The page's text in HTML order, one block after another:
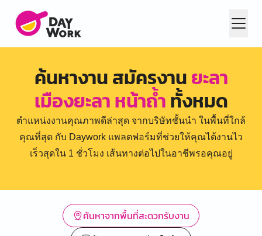
ค้นหางาน สมัครงานยะลา
เมืองยะลา หน้าถ้ำทั้งหมด
ตำแหน่งงานคุณภาพดีล่าสุด จากบริษัทชั้นนำ ในพื้นที่ใกล้
คุณที่สุด กับ Daywork แพลตฟอร์มที่ช่วยให้คุณได้งานไว
เร็วสุดใน 1 ชั่วโมง เส้นทางต่อไปในอาชีพรอคุณอยู่
ค้นหาจากพื้นที่สะดวกรับงาน